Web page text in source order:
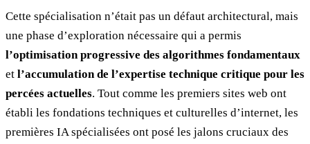
Cette spécialisation n’était pas un défaut architectural, mais
une phase d’exploration nécessaire qui a permis
l’optimisation progressive des algorithmes fondamentaux
et l’accumulation de l’expertise technique critique pour les
percées actuelles. Tout comme les premiers sites web ont
établi les fondations techniques et culturelles d’internet, les
premières IA spécialisées ont posé les jalons cruciaux des